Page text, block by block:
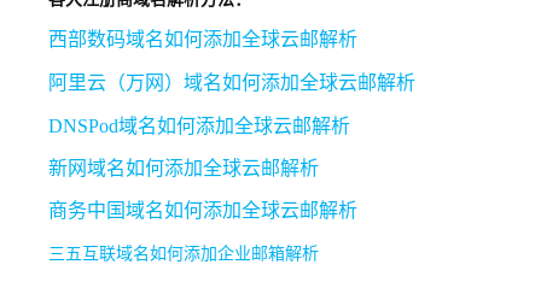
西部数码域名如何添加全球云邮解析
阿里云（万网）域名如何添加全球云邮解析
DNSPod域名如何添加全球云邮解析
新网域名如何添加全球云邮解析
商务中国域名如何添加全球云邮解析
三五互联域名如何添加企业邮箱解析